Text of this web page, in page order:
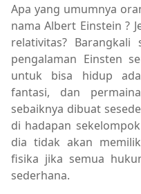
Apa yang umumnya
nama Albert Einstein ?
relativitas? Barangkali
pengalaman Einsten
untuk bisa hidup
fantasi, dan
sebaiknya dibuat
di hadapan
dia tidak akan
fisika jika semua
sederhana.